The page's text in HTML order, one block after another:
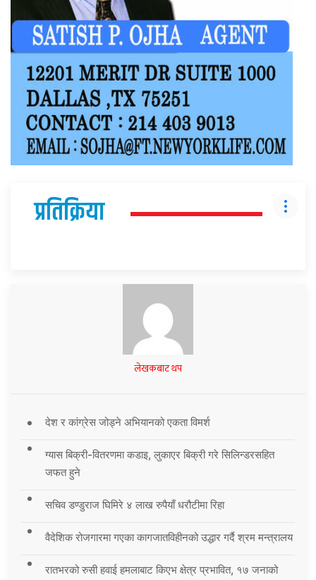
प्रतिक्रिया
लेखकबाट थप
देश र कांग्रेस जोड्ने अभियानको एकता विमर्श
ग्यास बिक्री-वितरणमा कडाइ, लुकाएर बिक्री गरे सिलिन्डरसहित
जफत हुने
सचिव डण्डुराज घिमिरे ४ लाख रुपैयाँ धरौटीमा रिहा
वैदेशिक रोजगारमा गएका कागजातविहीनको उद्धार गर्दै श्रम मन्त्रालय
रातभरको रुसी हवाई हमलाबाट किएभ क्षेत्र प्रभावित, १७ जनाको